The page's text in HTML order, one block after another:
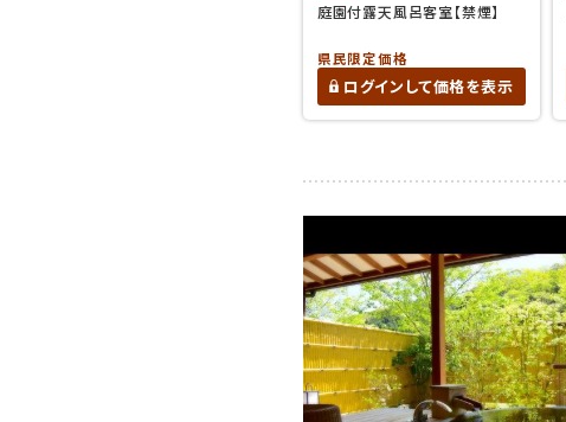
庭園付露天風呂客室【禁煙】
県民限定価格
ログインして価格を表示